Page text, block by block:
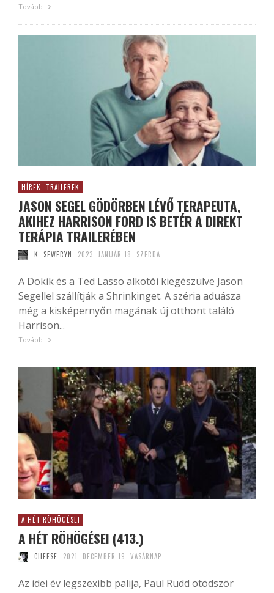
Tovább
HÍREK, TRAILEREK
JASON SEGEL GÖDÖRBEN LÉVŐ TERAPEUTA,
AKIHEZ HARRISON FORD IS BETÉR A DIREKT
TERÁPIA TRAILERÉBEN
K. SEWERYN 2023. JANUÁR 18. SZERDA
A Dokik és a Ted Lasso alkotói kiegészülve Jason
Segellel szállítják a Shrinkinget. A széria aduásza
még a kisképernyőn magának új otthont találó
Harrison...
Tovább
A HÉT RÖHÖGÉSEI
A HÉT RÖHÖGÉSEI (413.)
CHEESE 2021. DECEMBER 19. VASÁRNAP
Az idei év legszexibb palija, Paul Rudd ötödször